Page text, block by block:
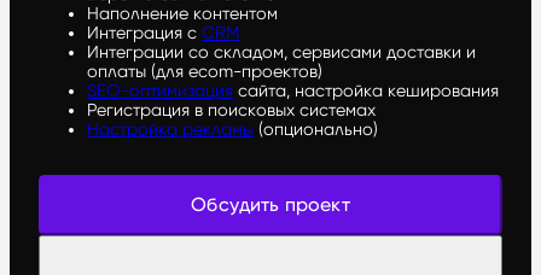
Наполнение контентом
Интеграция с CRM
Интеграции со складом, сервисами доставки и
оплаты (для ecom-проектов)
SEO-оптимизация сайта, настройка кеширования
Регистрация в поисковых системах
Настройка рекламы (опционально)
Обсудить проект